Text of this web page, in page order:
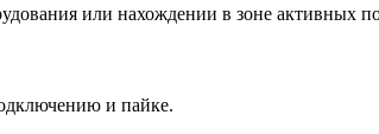
или нахождении в зоне активных
и пайке.